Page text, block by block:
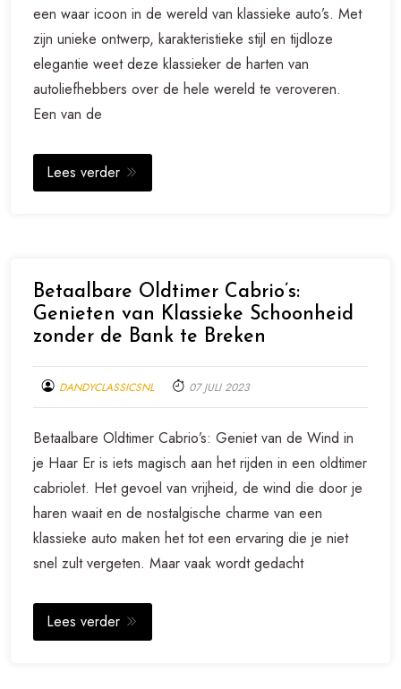
een waar icoon in de wereld van klassieke auto’s. Met
zijn unieke ontwerp, karakteristieke stijl en tijdloze
elegantie weet deze klassieker de harten van
autoliefhebbers over de hele wereld te veroveren.
Een van de
Lees verder
Betaalbare Oldtimer Cabrio’s:
Genieten van Klassieke Schoonheid
zonder de Bank te Breken
DANDYCLASSICSNL 07 JULI 2023
Betaalbare Oldtimer Cabrio’s: Geniet van de Wind in
je Haar Er is iets magisch aan het rijden in een oldtimer
cabriolet. Het gevoel van vrijheid, de wind die door je
haren waait en de nostalgische charme van een
klassieke auto maken het tot een ervaring die je niet
snel zult vergeten. Maar vaak wordt gedacht
Lees verder